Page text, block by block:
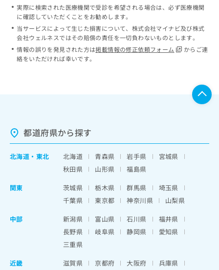
実際に検索された医療機関で受診を希望される場合は、必ず医療機関
に確認していただくことをお勧めします。
当サービスによって生じた損害について、株式会社マイナビ及び株式
会社ウェルネスではその賠償の責任を一切負わないものとします。
情報の誤りを発見された方は掲載情報の修正依頼フォーム
からご連
絡をいただければ幸いです。
都道府県から探す
北海道 ・ 東北 北海道 青森県 岩手県
宮城県
秋田県
山形県
福島県
関東
茨城県 栃木県 群馬県
埼玉県
千葉県
東京都 神奈川県
山梨県
中部
新潟県 富山県 石川県
福井県
長野県
岐阜県 静岡県
愛知県
三重県
近畿
滋賀県 京都府 大阪府
兵庫県